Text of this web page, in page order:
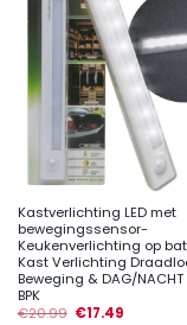
Kastverlichting LED met
bewegingssensor-
Keukenverlichting op
Kast Verlichting
Beweging & DAG/
BPK
€20.99 €17.49